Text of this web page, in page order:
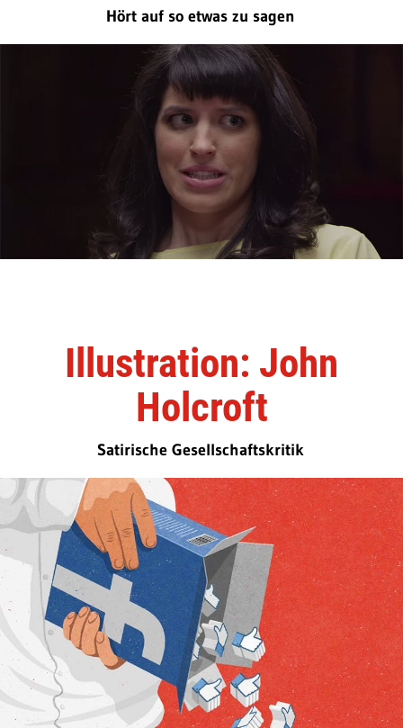
Hört auf so etwas zu sagen
Illustration: John
Holcroft
Satirische Gesellschaftskritik